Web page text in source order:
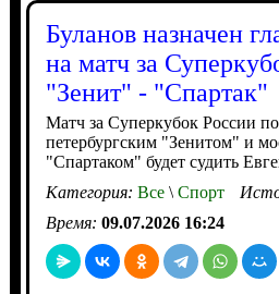
Буланов назначен
на матч за
"Зенит" - "Спартак"
Матч за Суперкубок России
петербургским "Зенитом" и
"Спартаком" будет судить
Категория: Все\Спорт
Время: 09.07.2026 16:24